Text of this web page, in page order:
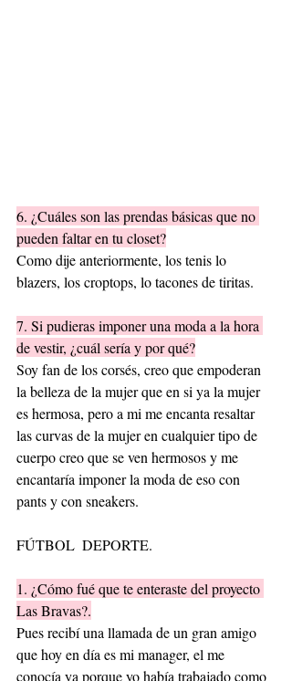
6. ¿Cuáles son las prendas básicas que no
pueden faltar en tu closet?
Como dije anteriormente, los tenis lo
blazers, los croptops, lo tacones de tiritas.
7. Si pudieras imponer una moda a la hora
de vestir, ¿cuál sería y por qué?
Soy fan de los corsés, creo que empoderan
la belleza de la mujer que en si ya la mujer
es hermosa, pero a mi me encanta resaltar
las curvas de la mujer en cualquier tipo de
cuerpo creo que se ven hermosos y me
encantaría imponer la moda de eso con
pants y con sneakers.
FÚTBOL  DEPORTE.
1. ¿Cómo fué que te enteraste del proyecto
Las Bravas?.
Pues recibí una llamada de un gran amigo
que hoy en día es mi manager, el me
conocía ya porque yo había trabajado como